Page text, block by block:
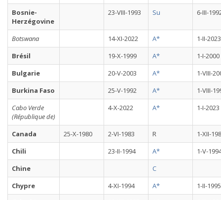
Bosnie-
Herzégovine
23-VIII-1993 Su 6-III-
Botswana 14-XI-2022 A*
1-II-2023
Brésil
19-X-1999 A*
1-I-2000
Bulgarie
20-V-2003 A*
1-VIII-
Burkina Faso
25-V-1992 A*
1-VIII-
Cabo Verde
(République de)
4-X-2022 A* 1-I-2023
Canada 25-X-1980 2-VI-1983 R
1-XII-
Chili
23-II-1994 A*
1-V-
Chine
C
Chypre
4-XI-1994 A*
1-II-1995